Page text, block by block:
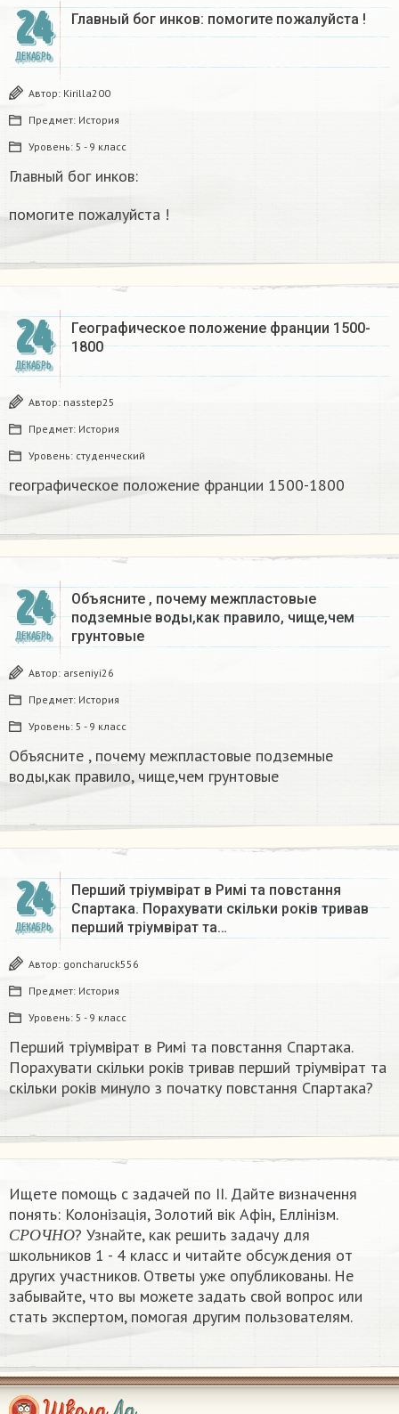
24
ДЕКАБРЬ
Главный бог инков: помогите пожалуйста !
Автор: Kirilla200
Предмет: История
Уровень: 5 - 9 класс
Главный бог инков:
помогите пожалуйста !
24
ДЕКАБРЬ
Географическое положение франции 1500-
1800​
Автор: nasstep25
Предмет: История
Уровень: студенческий
географическое положение франции 1500-1800​
24
ДЕКАБРЬ
Объясните , почему межпластовые
подземные воды,как правило, чище,чем
грунтовые​
Автор: arseniyi26
Предмет: История
Уровень: 5 - 9 класс
Объясните , почему межпластовые подземные
воды,как правило, чище,чем грунтовые​
24
ДЕКАБРЬ
Перший тріумвірат в Римі та повстання
Спартака. Порахувати скільки років тривав
перший тріумвірат та…
Автор: goncharuck556
Предмет: История
Уровень: 5 - 9 класс
Перший тріумвірат в Римі та повстання Спартака.
Порахувати скільки років тривав перший тріумвірат та
скільки років минуло з початку повстання Спартака?
Ищете помощь с задачей по II. Дайте визначення
понять: Колонізація, Золотий вік Афін, Еллінізм.
С Р О ЧН О
СРОЧН О
​? Узнайте, как решить задачу для
школьников 1 - 4 класс и читайте обсуждения от
других участников. Ответы уже опубликованы. Не
забывайте, что вы можете задать свой вопрос или
стать экспертом, помогая другим пользователям.